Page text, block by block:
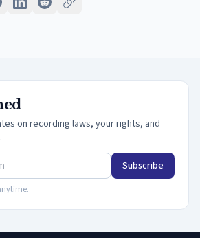
on recording laws, your rights, and
Subscribe